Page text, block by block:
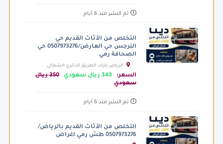
تم النشر منذ 6 أيام
التخلص من الأثاث القديم حي
النرجس حي العارض/0507973276 حي
الصحافة رمي
الرياض بارك، الطريق الدائري الشمالي
الفرعي، الرياض السعودية
السعر: 343 ريال سعودي
350 ريال
سعودي
تم النشر منذ 6 أيام
التخلص من الأثاث القديم بالرياض/
0507973276 طش رمي اغراض